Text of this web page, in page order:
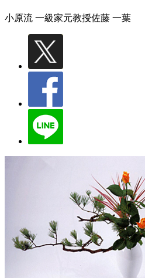
小原流 一級家元教授佐藤 一葉